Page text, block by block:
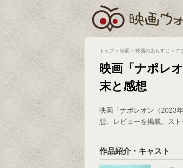
トップ> 映画 > 映画のあらすじ > ア
映画「ナポレ
末と感想
映画「ナポレオン（2023
想、レビューを掲載。ス
作品紹介・キャスト